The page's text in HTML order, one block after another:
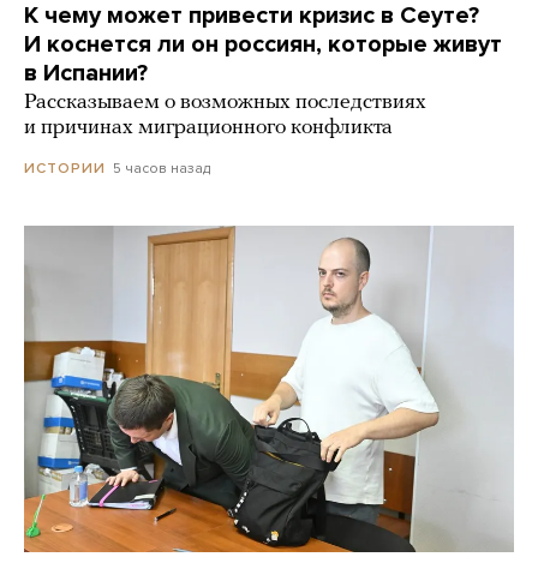
К чему может привести кризис в Сеуте?
И коснется ли он россиян, которые живут
в Испании?
Рассказываем о возможных последствиях
и причинах миграционного конфликта
ИСТОРИИ 5 часов назад